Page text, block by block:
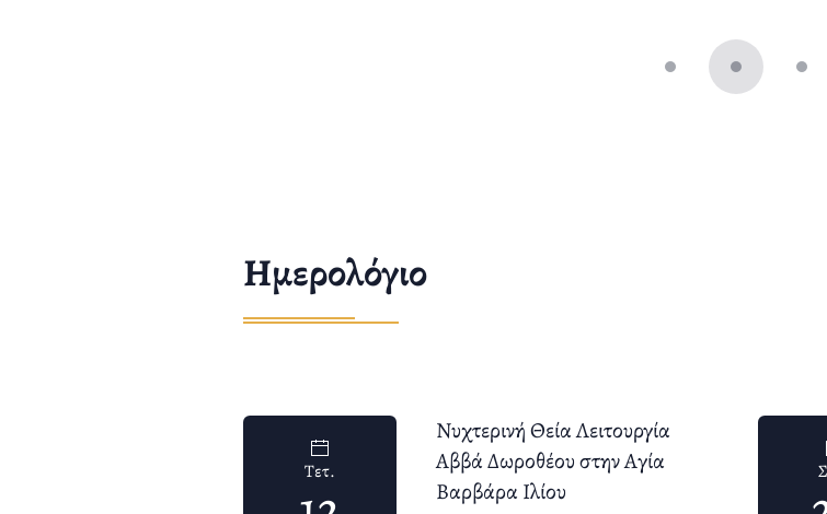
Ημερολόγιο
Τετ.
Νυχτερινή Θεία Λειτουργία
Αββά Δωροθέου στην Αγία
Βαρβάρα Ιλίου